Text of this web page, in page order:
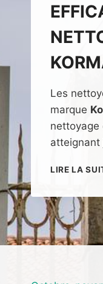
Les
marque
nettoyage
atteignant
LIRE LA